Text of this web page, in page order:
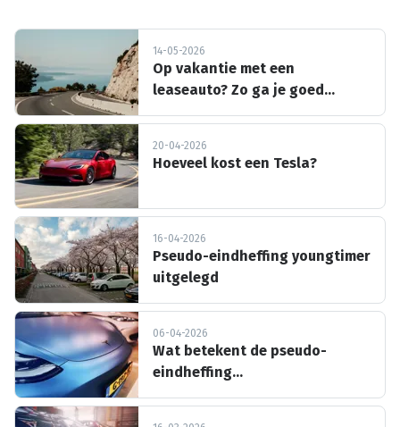
14-05-2026
Op vakantie met een
leaseauto? Zo ga je goed
voorbereid op reis!
20-04-2026
Hoeveel kost een Tesla?
16-04-2026
Pseudo-eindheffing youngtimer
uitgelegd
06-04-2026
Wat betekent de pseudo-
eindheffing
overgangsregeling?